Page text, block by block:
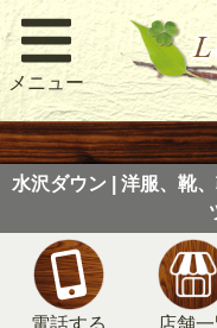
メニュー
水沢ダウン | 洋服、靴
電話する 店舗